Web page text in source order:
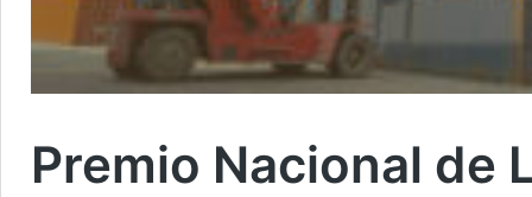
Premio Nacional de